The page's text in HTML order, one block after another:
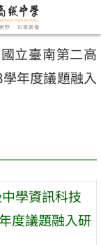
立臺南第二高
年度議題融入
學資訊科技
度議題融入研